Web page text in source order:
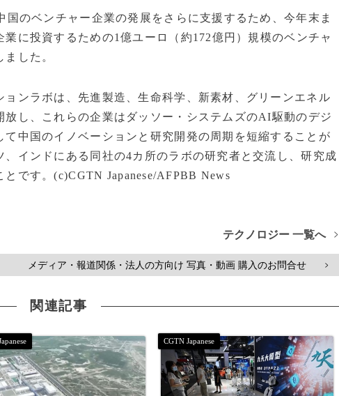
のベンチャー企業の発展をさらに支援するため、今年末ま
に投資するための1億ユーロ（約172億円）規模のベンチャ
した。
ンラボは、先進製造、生命科学、新素材、グリーンエネル
し、これらの企業はダッソー・システムズのAI駆動のデジ
中国のイノベーションと研究開発の周期を短縮することが
インドにある同社の4カ所のラボの研究者と交流し、研究成
です。(c)CGTN Japanese/AFPBB News
テクノロジー 一覧へ >
メディア・報道関係・法人の方向け 写真・動画 購入のお問合せ >
関連記事